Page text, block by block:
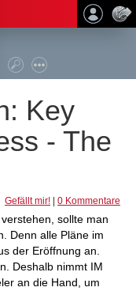
Key
- The
Gefällt mir! 0 Kommentare
sollte man
Denn alle Pläne im
der Eröffnung an.
Deshalb nimmt IM
an die Hand, um